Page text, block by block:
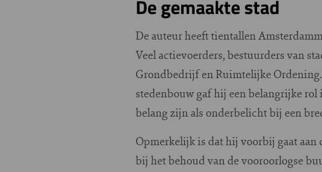
De gemaakte stad
De auteur heeft tientallen
Veel actievoerders, bestuurders van
Grondbedrijf en Ruimtelijke
stedenbouw gaf hij een belangrijke
belang zijn als onderbelicht bij een
Opmerkelijk is dat hij voorbij gaat
bij het behoud van de vooroorlogse